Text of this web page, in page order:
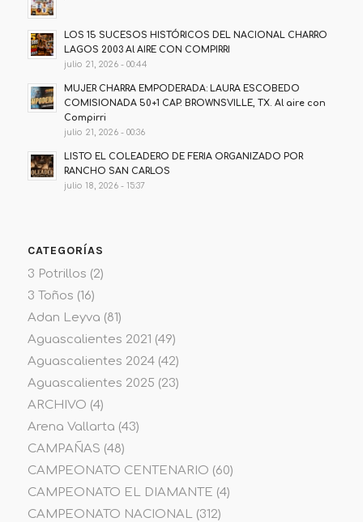
LOS 15 SUCESOS HISTÓRICOS DEL NACIONAL CHARRO
LAGOS 2003 Al AIRE CON COMPIRRI
julio 21, 2026 - 00:44
MUJER CHARRA EMPODERADA: LAURA ESCOBEDO
COMISIONADA 50+1 CAP. BROWNSVILLE, TX. Al aire con
Compirri
julio 21, 2026 - 00:36
LISTO EL COLEADERO DE FERIA ORGANIZADO POR
RANCHO SAN CARLOS
julio 18, 2026 - 15:37
CATEGORÍAS
3 Potrillos (2)
3 Toños (16)
Adan Leyva (81)
Aguascalientes 2021 (49)
Aguascalientes 2024(42)
Aguascalientes 2025 (23)
ARCHIVO (4)
Arena Vallarta (43)
CAMPAÑAS (48)
CAMPEONATO CENTENARIO (60)
CAMPEONATO EL DIAMANTE (4)
CAMPEONATO NACIONAL(312)